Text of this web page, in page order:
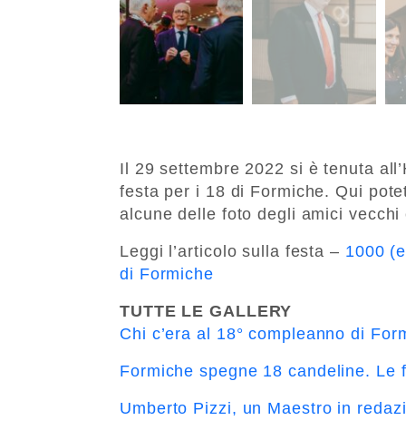
Il 29 settembre 2022 si è tenuta
festa per i 18 di Formiche. Qui
alcune delle foto degli amici
Leggi l’articolo sulla festa – 1000
di Formiche
TUTTE LE GALLERY
Chi c’era al 18° compleanno di
Formiche spegne 18 candeline.
Umberto Pizzi, un Maestro in